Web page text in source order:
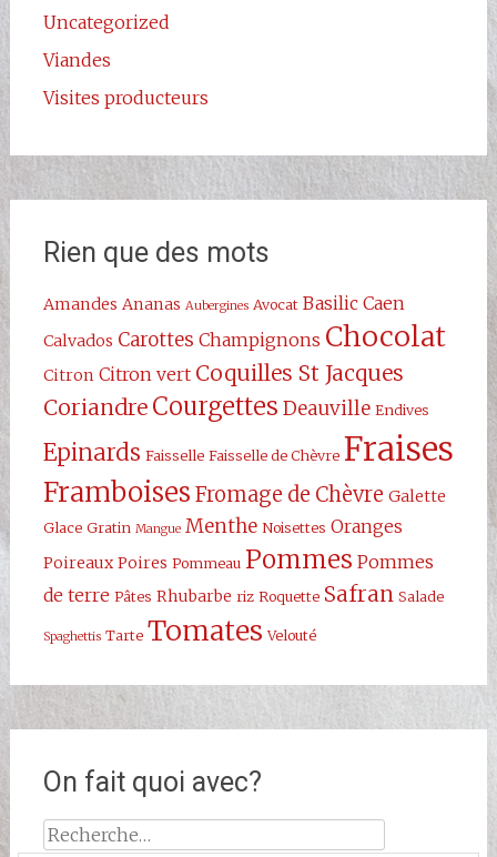
Uncategorized
Viandes
Visites producteurs
Rien que des mots
Amandes Ananas Aubergines Avocat Basilic Caen
Calvados Carottes Champignons Chocolat
Citron Citron vert Coquilles St Jacques
Coriandre Courgettes Deauville Endives
Epinards Faisselle Faisselle de Chèvre Fraises
Framboises Fromage de Chèvre Galette
Glace Gratin Mangue Menthe Noisettes Oranges
Poireaux Poires Pommeau Pommes Pommes
de terre Pâtes Rhubarbe riz Roquette Safran Salade
Spaghettis Tarte Tomates Velouté
On fait quoi avec?
Rechercher :